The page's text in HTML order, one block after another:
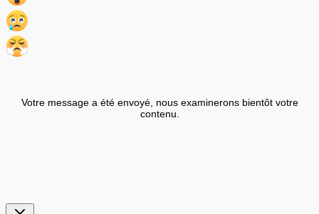
Votre message a été envoyé, nous examinerons bientôt votre
contenu.